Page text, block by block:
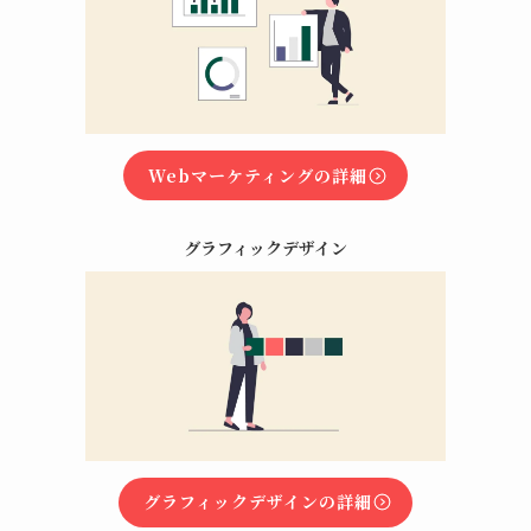
Webマーケティングの詳細
グラフィックデザイン
グラフィックデザインの詳細